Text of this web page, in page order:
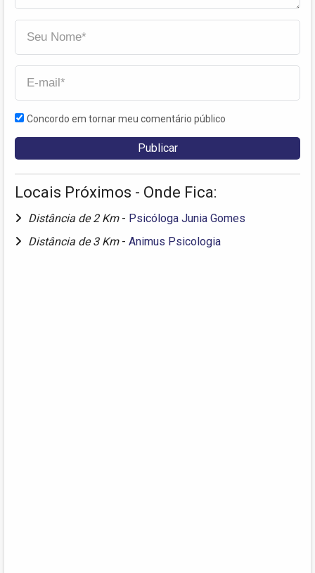
Concordo em tornar meu comentário público
Locais Próximos - Onde Fica:
Distância de 2 Km - Psicóloga Junia Gomes
Distância de 3 Km - Animus Psicologia